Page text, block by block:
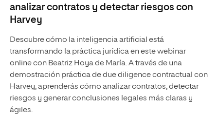
analizar contratos y detectar riesgos con
Harvey
Descubre cómo la inteligencia artificial está
transformando la práctica jurídica en este webinar
online con Beatriz Hoya de María. A través de una
demostración práctica de due diligence contractual con
Harvey, aprenderás cómo analizar contratos, detectar
riesgos y generar conclusiones legales más claras y
ágiles.